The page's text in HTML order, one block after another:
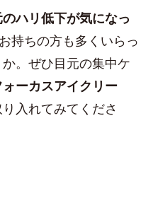
ハリ低下が気になっ
持ちの方も多くいらっ
。ぜひ目元の集中ケ
ォーカスアイクリー
入れてみてくださ